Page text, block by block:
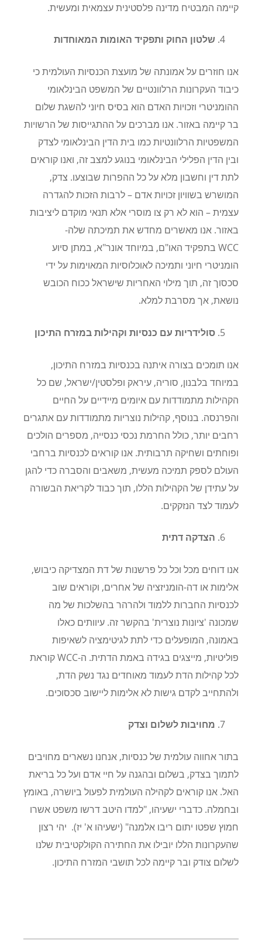
קיימה המבטיח מדינה פלסטינית עצמאית ומעשית.
שלטון החוק ותפקיד האומות המאוחדות
אנו חוזרים על אמונתה של מועצת הכנסיות העולמית כי
כיבוד העקרונות הרלוונטיים של המשפט הבינלאומי
ההומניטרי וזכויות האדם הוא בסיס חיוני להשגת שלום
בר קיימה באזור. אנו מברכים על ההתגייסות של הרשויות
המשפטיות הרלוונטיות כמו בית הדין הבינלאומי לצדק
ובין הדין הפלילי הבינלאומי בנוגע למצב זה, ואנו קוראים
לתת דין וחשבון מלא על כל ההפרות שבוצעו. צדק,
המושרש בשוויון זכויות אדם – לרבות הזכות להגדרה
עצמית – הוא לא רק צו מוסרי אלא תנאי מוקדם ליציבות
באזור. אנו מאשרים מחדש את תמיכתה שלה-
WCC בתפקיד האו"ם, במיוחד אונר"א, במתן סיוע
הומניטרי חיוני ותמיכה לאוכלוסיות המאוימות על ידי
סכסוך זה, תוך מילוי האחריות שישראל ככוח הכובש
נושאת, אך מסרבת למלא.
סולידריות עם כנסיות וקהילות במזרח התיכון
אנו תומכים בצורה איתנה בכנסיות במזרח התיכון,
במיוחד בלבנון, סוריה, עיראק ופלסטין/ישראל, שם כל
הקהילות מתמודדות עם איומים מיידיים על החיים
והפרנסה. בנוסף, קהילות נוצריות מתמודדות עם אתגרים
רחבים יותר, כולל החרמת נכסי כנסייה, מספרים הולכים
ופוחתים ושחיקה תרבותית. אנו קוראים לכנסיות ברחבי
העולם לספק תמיכה מעשית, משאבים והסברה כדי להגן
על עתידן של הקהילות הללו, תוך כבוד לקריאת הבשורה
לעמוד לצד הנזקקים.
הצדקה דתית
אנו דוחים מכל וכל כל פרשנות של דת המצדיקה כיבוש,
אלימות או דה-הומניזציה של אחרים, וקוראים שוב
לכנסיות החברות ללמוד ולהרהר בהשלכות של מה
שמכונה 'ציונות נוצרית' בהקשר זה. עיוותים כאלו
באמונה, המופעלים כדי לתת לגיטימציה לשאיפות
פוליטיות, מייצגים בגידה באמת הדתית. ה-WCCקוראת
לכל קהילות הדת לעמוד מאוחדים נגד נשק הדת,
ולהתחייב לקדם גישות לא אלימות ליישוב סכסוכים.
מחויבות לשלום וצדק
בתור אחווה עולמית של כנסיות, אנחנו נשארים מחויבים
לתמוך בצדק, בשלום ובהגנה על חיי אדם ועל כל בריאת
האל. אנו קוראים לקהילה העולמית לפעול ביושרה, באומץ
ובחמלה. כדברי ישעיהו, "למדו היטב דרשו משפט אשרו
חמוץ שפטו יתום ריבו אלמנה" (ישעיהו א' יז). יהי רצון
שהעקרונות הללו יובילו את החתירה הקולקטיבית שלנו
לשלום צודק ובר קיימה לכל תושבי המזרח התיכון.